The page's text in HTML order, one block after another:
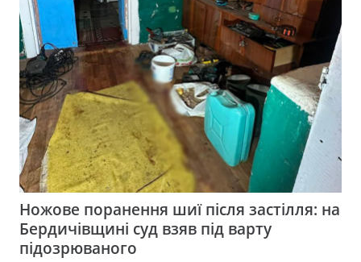
Ножове поранення шиї після застілля: на
Бердичівщині суд взяв під варту
підозрюваного